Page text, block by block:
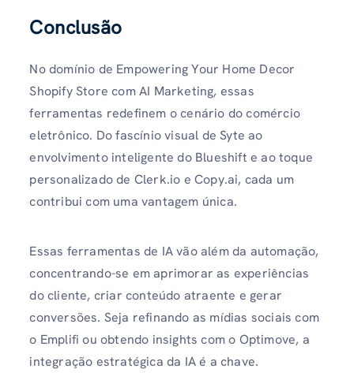
Conclusão
No domínio de Empowering Your Home Decor
Shopify Store com AI Marketing, essas
ferramentas redefinem o cenário do comércio
eletrônico. Do fascínio visual de Syte ao
envolvimento inteligente do Blueshift e ao toque
personalizado de Clerk.io e Copy.ai, cada um
contribui com uma vantagem única.
Essas ferramentas de IA vão além da automação,
concentrando-se em aprimorar as experiências
do cliente, criar conteúdo atraente e gerar
conversões. Seja refinando as mídias sociais com
o Emplifi ou obtendo insights com o Optimove, a
integração estratégica da IA ​​é a chave.